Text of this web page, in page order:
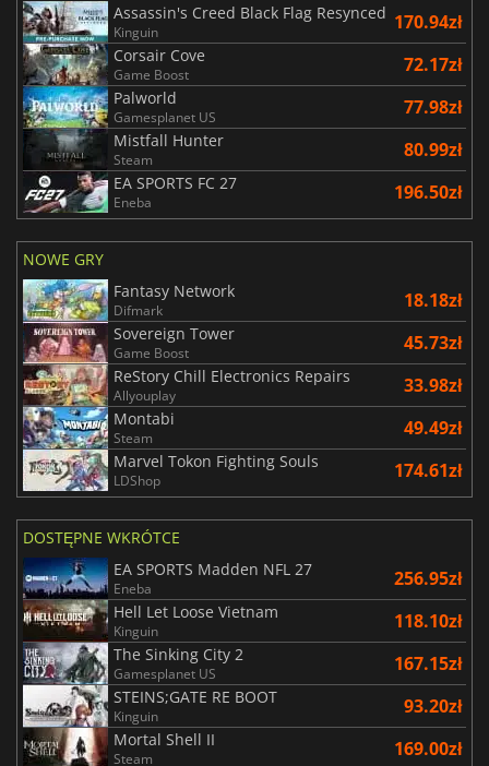
Assassin's Creed Black Flag Resynced
Kinguin 170.94zł
Corsair Cove
Game Boost 72.17zł
Palworld
Gamesplanet US 77.98zł
Mistfall Hunter
Steam 80.99zł
EA SPORTS FC 27
Eneba 196.50zł
NOWE GRY
Fantasy Network
Difmark 18.18zł
Sovereign Tower
Game Boost 45.73zł
ReStory Chill Electronics Repairs
Allyouplay 33.98zł
Montabi
Steam 49.49zł
Marvel Tokon Fighting Souls
LDShop 174.61zł
DOSTĘPNE WKRÓTCE
EA SPORTS Madden NFL 27
Eneba 256.95zł
Hell Let Loose Vietnam
Kinguin 118.10zł
The Sinking City 2
Gamesplanet US 167.15zł
STEINS;GATE RE BOOT
Kinguin 93.20zł
Mortal Shell II
Steam 169.00zł